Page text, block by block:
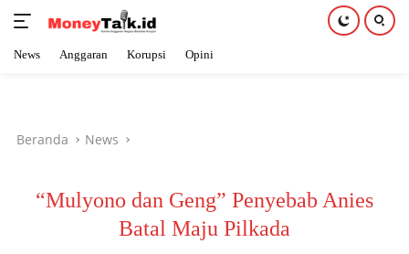
News Anggaran Korupsi Opini
Beranda News
“Mulyono dan Geng” Penyebab Anies
Batal Maju Pilkada